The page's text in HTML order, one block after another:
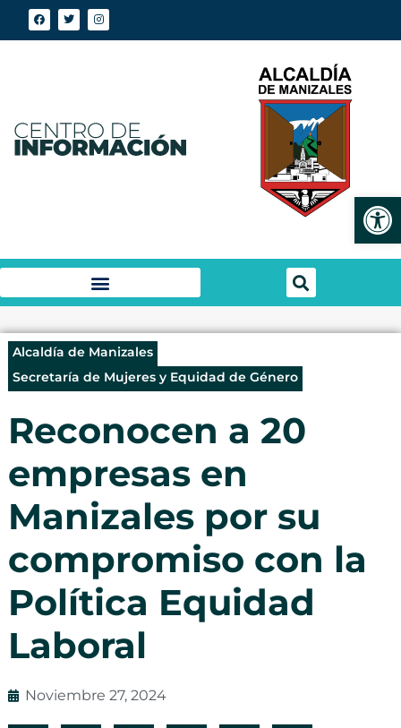
Alcaldía de Manizales
Secretaría de Mujeres y Equidad de Género
Reconocen a 20
empresas en
Manizales por su
compromiso con la
Política Equidad
Laboral
Noviembre 27, 2024